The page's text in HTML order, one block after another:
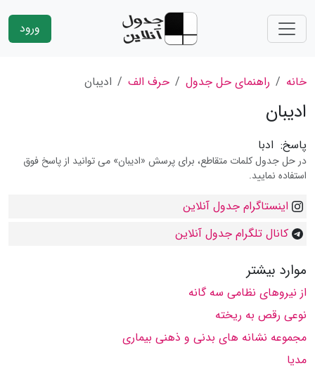
ورود
خانه راهنمای حل جدول حرف الف ادیبان
ادیبان
پاسخ: ادبا
در حل جدول کلمات متقاطع، برای پرسش «ادیبان» می توانید از پاسخ فوق
استفاده نمایید.
اینستاگرام جدول آنلاین
کانال تلگرام جدول آنلاین
موارد بیشتر
از نیروهاى نظامى سه گانه
نوعی رقص به ریخته
مجموعه نشانه هاى بدنى و ذهنى بیمارى
مدیا